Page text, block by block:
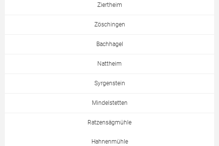
Ziertheim
Zöschingen
Bachhagel
Nattheim
Syrgenstein
Mindelstetten
Ratzensägmühle
Hahnenmühle